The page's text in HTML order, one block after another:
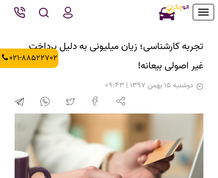
Toggle
021-88522702
تجربه کارشناسی؛ زیان میلیونی به دلیل پرداخت
غیر اصولی بیعانه!
دوشنبه 15 بهمن 1397 | 09:43